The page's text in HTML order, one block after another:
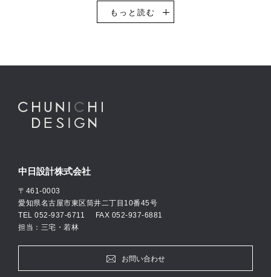
スパート設計士が自社に在籍し、お客様の思いやご要望に柔軟に対
応できる設計体制を整えています。
す。
もっと読む
中日設計株式会社
〒461-0003
愛知県名古屋市東区筒井二丁目10番45号
TEL 052-937-6711 FAX 052-937-6881
担当：三宅・若林
お問い合わせ